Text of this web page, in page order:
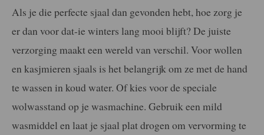
Als je die perfecte sjaal dan gevonden hebt, hoe zorg je
er dan voor dat-ie winters lang mooi blijft? De juiste
verzorging maakt een wereld van verschil. Voor wollen
en kasjmieren sjaals is het belangrijk om ze met de hand
te wassen in koud water. Of kies voor de speciale
wolwasstand op je wasmachine. Gebruik een mild
wasmiddel en laat je sjaal plat drogen om vervorming te